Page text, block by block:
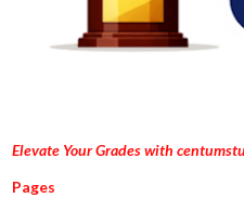
Elevate Your Grades with
Pages